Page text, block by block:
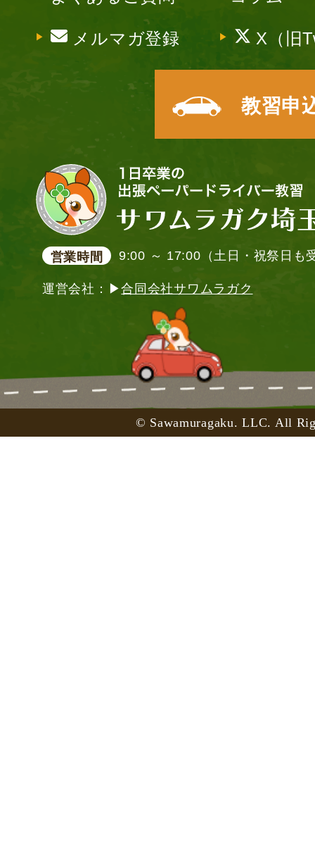
メルマガ登録 X（旧
教習申
営業時間 9:00 ～ 17:00（土日・祝祭日も
運営会社：▶合同会社サワムラガク
© Sawamuragaku. LLC. All